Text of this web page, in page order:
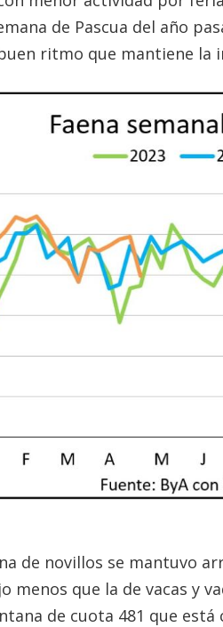
de Pascua del año
ritmo que mantiene la
de novillos se mantuvo
menos que la de vacas y
de cuota 481 que está